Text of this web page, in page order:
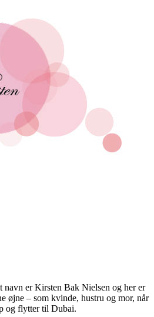
er Kirsten Bak Nielsen og her er
øjne – som kvinde, hustru og mor, når
og flytter til Dubai.